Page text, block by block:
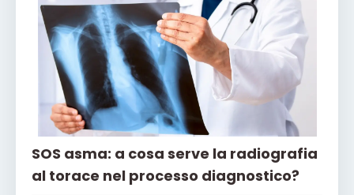
SOS asma: a cosa serve la radiografia
al torace nel processo diagnostico?